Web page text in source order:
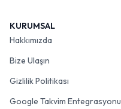
KURUMSAL
Hakkımızda
Bize Ulaşın
Gizlilik Politikası
Google Takvim Entegrasyonu